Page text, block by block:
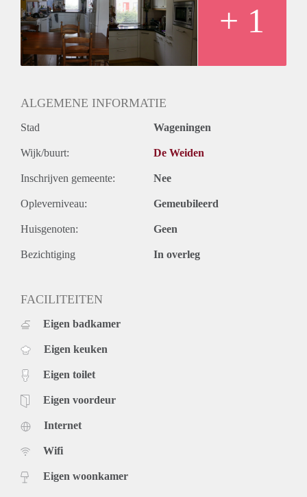
plants since they have to be taken care of and watered.
If interested, it would be lovely to meet you for a visit to see
the premises and drink a cup of tea.
Warm greetings
+ 1
ALGEMENE INFORMATIE
Stad Wageningen
Wijk/buurt: De Weiden
Inschrijven gemeente: Nee
Opleverniveau: Gemeubileerd
Huisgenoten: Geen
Bezichtiging In overleg
FACILITEITEN
Eigen badkamer
Eigen keuken
Eigen toilet
Eigen voordeur
Internet
Wifi
Eigen woonkamer